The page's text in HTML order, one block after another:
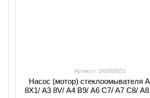
Артикул: 1K6955651
Насос (мотор) стеклоомывателя
8X1/ A3 8V/ A4 B9/ A6 C7/ A7 C8/ A8